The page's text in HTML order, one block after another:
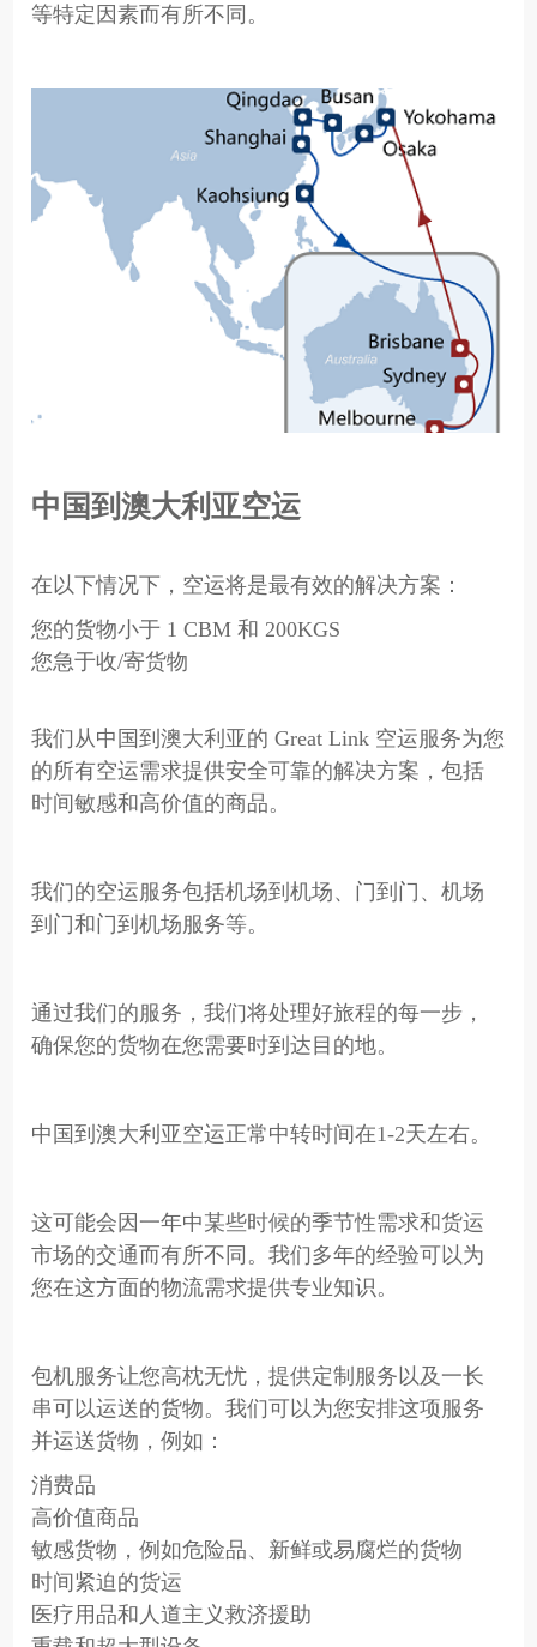
等特定因素而有所不同。
中国到澳大利亚空运
在以下情况下，空运将是最有效的解决方案：
您的货物小于 1 CBM 和 200KGS
您急于收/寄货物
我们从中国到澳大利亚的 Great Link 空运服务为您
的所有空运需求提供安全可靠的解决方案，包括
时间敏感和高价值的商品。
我们的空运服务包括机场到机场、门到门、机场
到门和门到机场服务等。
通过我们的服务，我们将处理好旅程的每一步，
确保您的货物在您需要时到达目的地。
中国到澳大利亚空运正常中转时间在1-2天左右。
这可能会因一年中某些时候的季节性需求和货运
市场的交通而有所不同。我们多年的经验可以为
您在这方面的物流需求提供专业知识。
包机服务让您高枕无忧，提供定制服务以及一长
串可以运送的货物。我们可以为您安排这项服务
并运送货物，例如：
消费品
高价值商品
敏感货物，例如危险品、新鲜或易腐烂的货物
时间紧迫的货运
医疗用品和人道主义救济援助